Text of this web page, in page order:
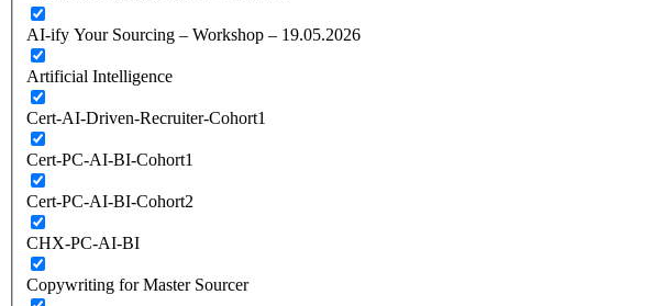
AI-ify Your Sourcing – Workshop – 19.05.2026
Artificial Intelligence
Cert-AI-Driven-Recruiter-Cohort1
Cert-PC-AI-BI-Cohort1
Cert-PC-AI-BI-Cohort2
CHX-PC-AI-BI
Copywriting for Master Sourcer